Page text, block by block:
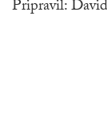
Pripravil: